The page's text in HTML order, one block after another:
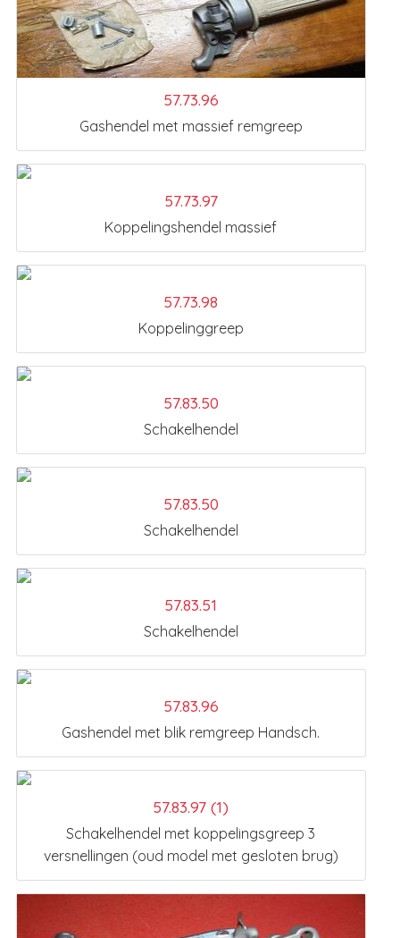
57.73.96
Gashendel met massief remgreep
57.73.97
Koppelingshendel massief
57.73.98
Koppelinggreep
57.83.50
Schakelhendel
57.83.50
Schakelhendel
57.83.51
Schakelhendel
57.83.96
Gashendel met blik remgreep Handsch.
57.83.97 (1)
Schakelhendel met koppelingsgreep 3
versnellingen (oud model met gesloten brug)